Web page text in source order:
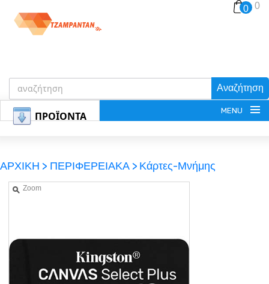
Αναζήτηση
0 0
ΠΡΟΪΟΝΤΑ MENU
ΚΑΛΑΘΙ-ΑΓΟΡΩΝ
ΑΡΧΙΚΗ > ΠΕΡΙΦΕΡΕΙΑΚΑ > Κάρτες-Μνήμης
Zoom